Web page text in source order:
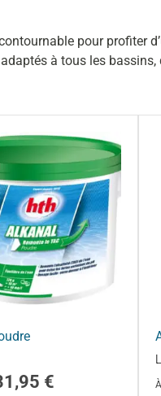
pour profiter
adaptés à tous les bassins,
€